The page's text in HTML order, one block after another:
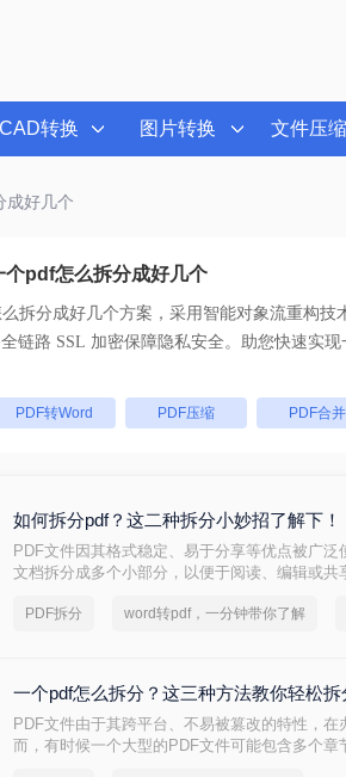
CAD转换 图片转换 文件压缩
成好几个
个pdf怎么拆分成好几个
拆分成好几个方案，采用智能对象流重构技
支持一键批量处理， 全链路 SSL 加密保障隐私安全。助您快速实现
PDF转Word PDF压缩 PDF合并
如何拆分pdf？这二种拆分小妙招了解下！
PDF文件因其格式稳定、易于分享等优点被广
文档拆分成多个小部分，以便于阅读、编辑或
PDF拆分 word转pdf，一分钟带你了解
一个pdf怎么拆分？这三种方法教你轻松拆
PDF文件由于其跨平台、不易被篡改的特性，
而，有时候一个大型的PDF文件可能包含多个